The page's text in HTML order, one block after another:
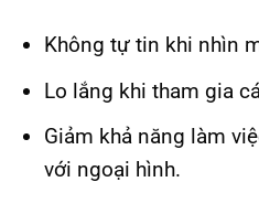
Không tự tin khi nhìn
Lo lắng khi tham gia
Giảm khả năng làm
với ngoại hình.